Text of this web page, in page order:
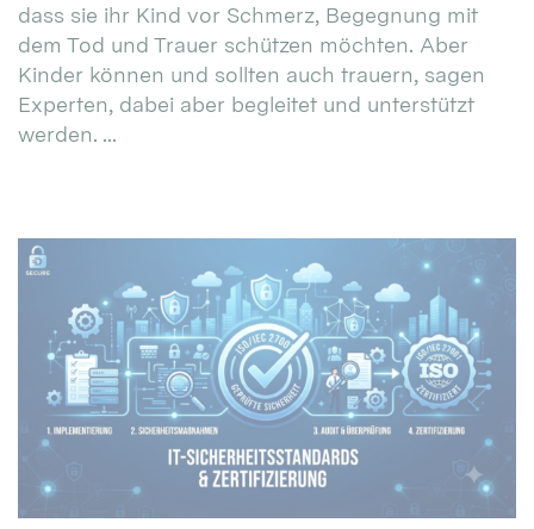
dass sie ihr Kind vor Schmerz, Begegnung mit
dem Tod und Trauer schützen möchten. Aber
Kinder können und sollten auch trauern, sagen
Experten, dabei aber begleitet und unterstützt
werden. ...